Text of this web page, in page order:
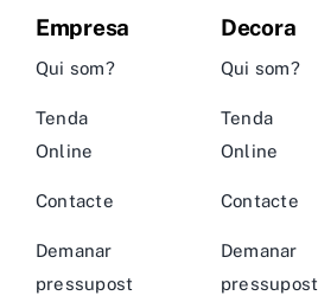
Empresa
Qui som?
Tenda
Online
Contacte
Demanar
pressupost
Decora
Qui som?
Tenda
Online
Contacte
Demanar
pressupost